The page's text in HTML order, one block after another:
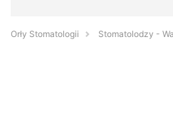
Orły Stomatologii Stomatolodzy -